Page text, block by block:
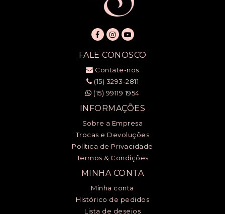
FALE CONOSCO
Contate-nos
(15) 3293-2811
(15) 99119 1954
INFORMAÇÕES
Sobre a Empresa
Trocas e Devoluções
Política de Privacidade
Termos & Condições
MINHA CONTA
Minha conta
Histórico de pedidos
Lista de desejos